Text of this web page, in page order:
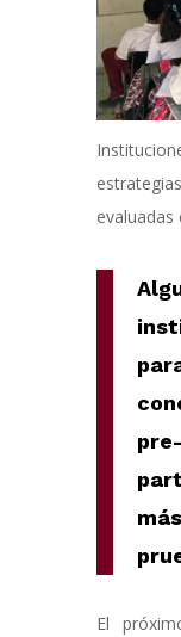
evaluadas
El